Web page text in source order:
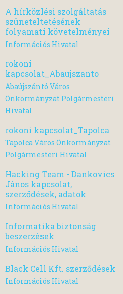
A hírközlési szolgáltatás
szüneteltetésének
folyamati követelményei
Információs Hivatal
rokoni
kapcsolat_Abaujszanto
Abaújszántó Város
Önkormányzat Polgármesteri
Hivatal
rokoni kapcsolat_Tapolca
Tapolca Város Önkormányzat
Polgármesteri Hivatal
Hacking Team - Dankovics
János kapcsolat,
szerződések, adatok
Információs Hivatal
Informatika biztonság
beszerzések
Információs Hivatal
Black Cell Kft. szerződések
Információs Hivatal